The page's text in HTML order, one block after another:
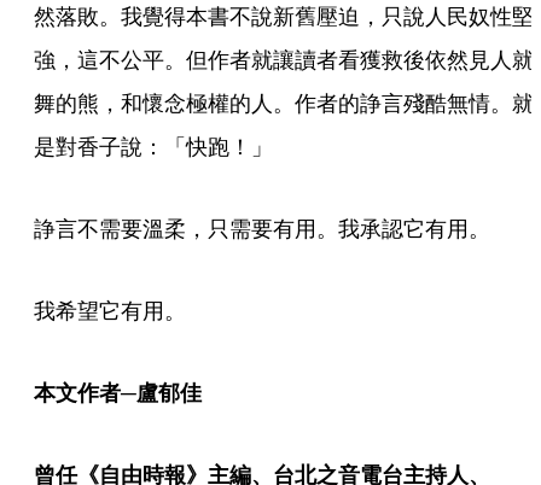
然落敗。我覺得本書不說新舊壓迫，只說人民奴性堅
強，這不公平。但作者就讓讀者看獲救後依然見人就
舞的熊，和懷念極權的人。作者的諍言殘酷無情。就
是對香子說：「快跑！」
諍言不需要溫柔，只需要有用。我承認它有用。
我希望它有用。
本文作者─盧郁佳
曾任《自由時報》主編、台北之音電台主持人、